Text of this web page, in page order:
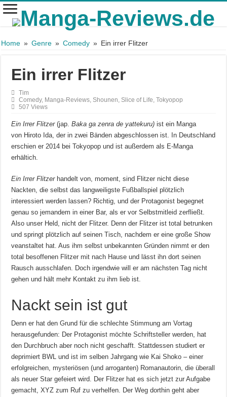
Home » Genre » Comedy » Ein irrer Flitzer
Ein irrer Flitzer
Tim
Comedy, Manga-Reviews, Shounen, Slice of Life,Tokyopop
507 Views
Ein Irrer Flitzer(jap.Baka ga zenra de yattekuru) ist ein Manga
von Hiroto Ida, der in zwei Bänden abgeschlossen ist. In Deutschland
erschien er 2014 bei Tokyopop und ist außerdem als E-Manga
erhältich.
Ein Irrer Flitzerhandelt von, moment, sind Flitzer nicht diese
Nackten, die selbst das langweiligste Fußballspiel plötzlich
interessiert werden lassen? Richtig, und der Protagonist begegnet
genau so jemandem in einer Bar, als er vor Selbstmitleid zerfließt.
Also unser Held, nicht der Flitzer. Denn der Flitzer ist total betrunken
und springt plötzlich auf seinen Tisch, nachdem er eine große Show
veanstaltet hat. Aus ihm selbst unbekannten Gründen nimmt er den
total besoffenen Flitzer mit nach Hause und lässt ihn dort seinen
Rausch ausschlafen. Doch irgendwie will er am nächsten Tag nicht
gehen und hält mehr Kontakt zu ihm lieb ist.
Nackt sein ist gut
Denn er hat den Grund für die schlechte Stimmung am Vortag
herausgefunden: Der Protagonist möchte Schriftsteller werden, hat
den Durchbruch aber noch nicht geschafft. Stattdessen studiert er
deprimiert BWL und ist im selben Jahrgang wie Kai Shoko – einer
erfolgreichen, mysteriösen (und arroganten) Romanautorin, die überall
als neuer Star gefeiert wird. Der Flitzer hat es sich jetzt zur Aufgabe
gemacht, XYZ zum Ruf zu verhelfen. Der Weg dorthin geht aber